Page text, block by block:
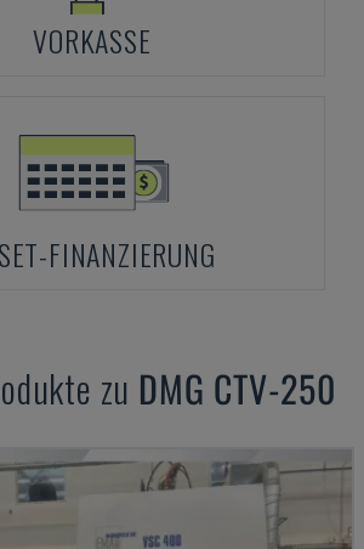
VORKASSE
FINANZIERUNG
zu DMG CTV-250